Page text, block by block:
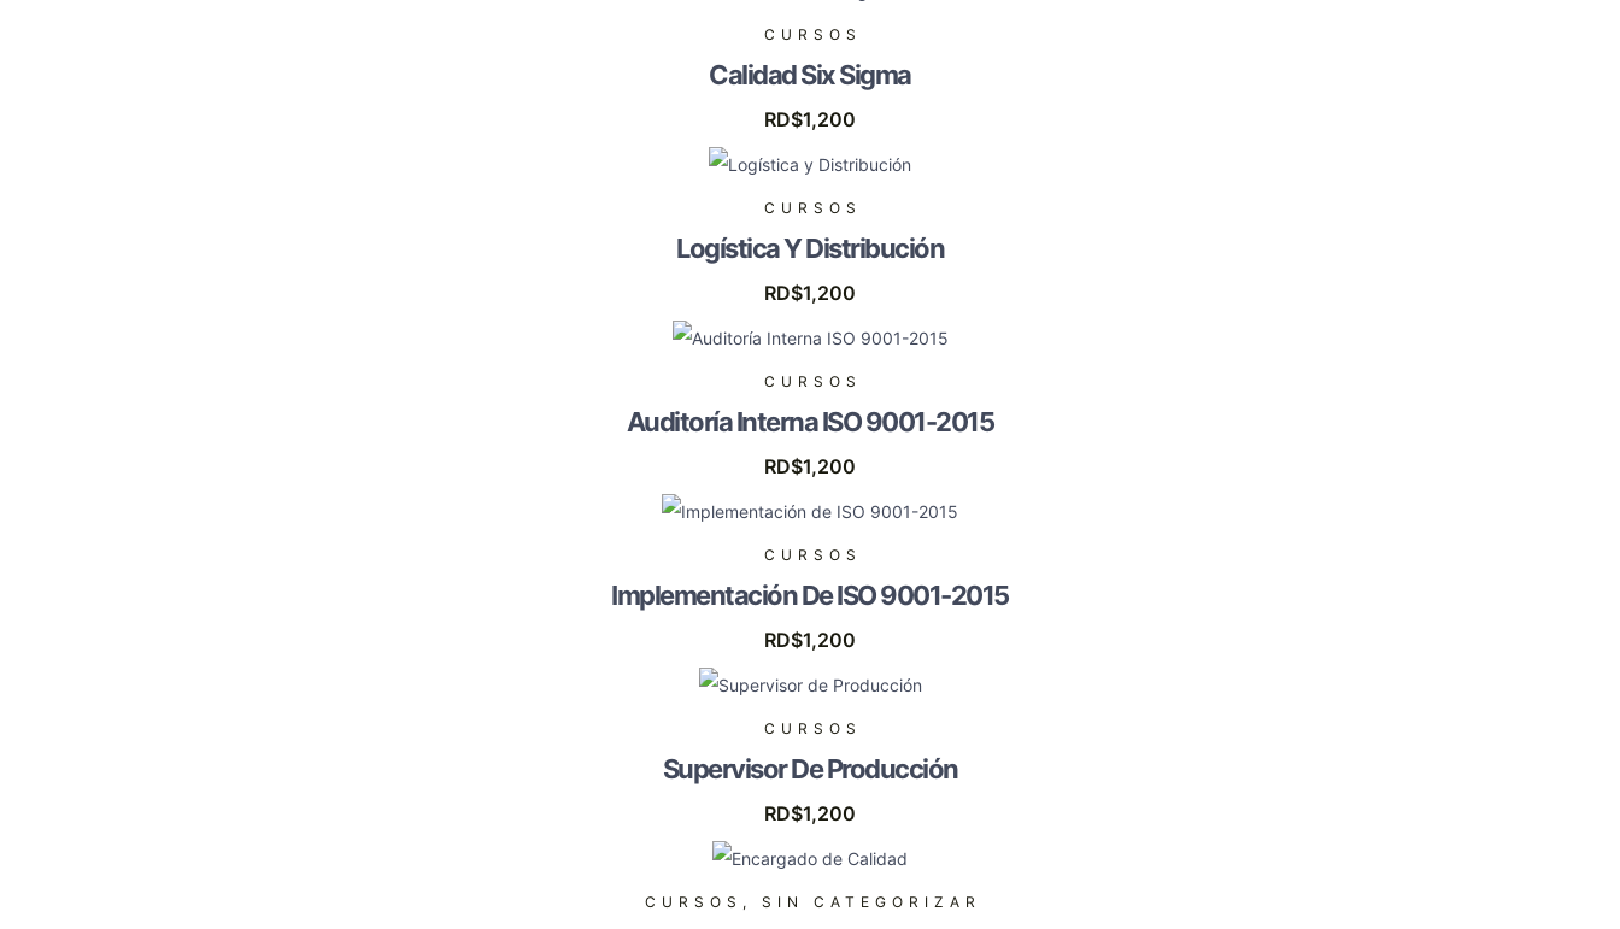
CURSOS
Calidad Six Sigma
RD$1,200
CURSOS
Logística Y Distribución
RD$1,200
CURSOS
Auditoría Interna ISO 9001-2015
RD$1,200
CURSOS
Implementación De ISO 9001-2015
RD$1,200
CURSOS
Supervisor De Producción
RD$1,200
CURSOS , SIN CATEGORIZAR